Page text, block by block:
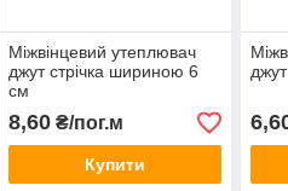
Міжвінцевий утеплювач
джут стрічка шириною 6
см
8,60₴/пог.м
Купити